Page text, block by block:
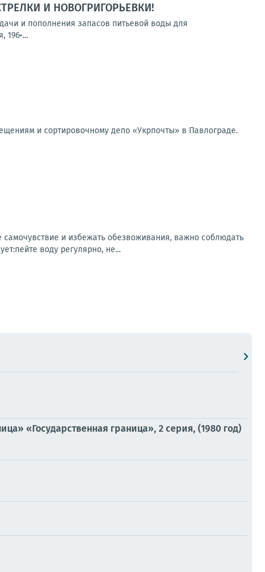
И НОВОГРИГОРЬЕВКИ!
и пополнения запасов питьевой воды для
196•...
и сортировочному депо «Укрпочты» в Павлограде.
самочувствие и избежать обезвоживания, важно соблюдать
воду регулярно, не...
«Государственная граница», 2 серия, (1980 год)